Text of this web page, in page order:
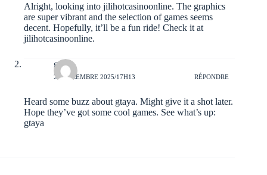
Alright, looking into jilihotcasinoonline. The graphics
are super vibrant and the selection of games seems
decent. Hopefully, it’ll be a fun ride! Check it at
jilihotcasinoonline.
gtaya
25 DÉCEMBRE 2025/17H13 RÉPONDRE
Heard some buzz about gtaya. Might give it a shot later.
Hope they’ve got some cool games. See what’s up:
gtaya